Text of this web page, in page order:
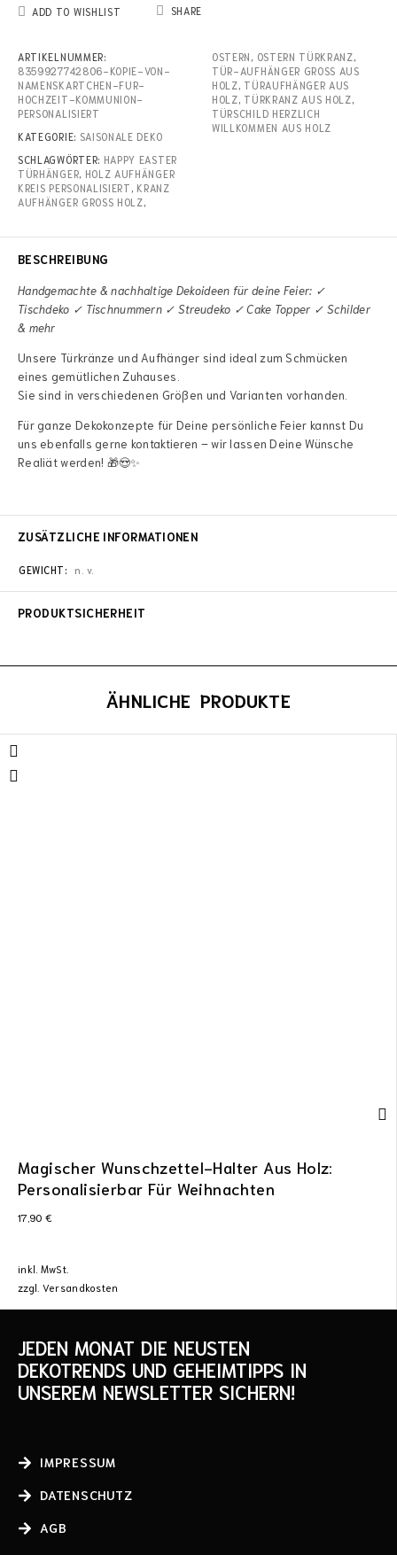
ADD TO WISHLIST SHARE
ARTIKELNUMMER:
8359927742806-KOPIE-VON-
NAMENSKARTCHEN-FUR-
HOCHZEIT-KOMMUNION-
PERSONALISIERT
KATEGORIE: SAISONALE DEKO
SCHLAGWÖRTER: HAPPY EASTER
TÜRHÄNGER, HOLZ AUFHÄNGER
KREIS PERSONALISIERT , KRANZ
AUFHÄNGER GROSS HOLZ
,
OSTERN , OSTERN TÜRKRANZ,
TÜR-AUFHÄNGER GROSS AUS H
OLZ
, TÜRAUFHÄNGER AUS
HOLZ, TÜRKRANZ AUS HOLZ,
TÜRSCHILD HERZLICH
WILLKOMMEN AUS HOLZ
BESCHREIBUNG
Handgemachte & nachhaltige Dekoideen für deine Feier: ✓
Tischdeko ✓ Tischnummern ✓ Streudeko ✓ Cake Topper ✓ Schilder
& mehr
Unsere Türkränze und Aufhänger sind ideal zum Schmücken
eines gemütlichen Zuhauses.
Sie sind in verschiedenen Größen und Varianten vorhanden.
Für ganze Dekokonzepte für Deine persönliche Feier kannst Du
uns ebenfalls gerne kontaktieren – wir lassen Deine Wünsche
Realiät werden! 🎁😍✨
ZUSÄTZLICHE INFORMATIONEN
GEWICHT n. v.
PRODUKTSICHERHEIT
ÄHNLICHE PRODUKTE
Magischer Wunschzettel-Halter Aus Holz:
Personalisierbar Für Weihnachten
17,90 €
inkl. MwSt.
zzgl. Versandkosten
JEDEN MONAT DIE NEUSTEN
DEKOTRENDS UND GEHEIMTIPPS IN
UNSEREM NEWSLETTER SICHERN!
IMPRESSUM
DATENSCHUTZ
AGB